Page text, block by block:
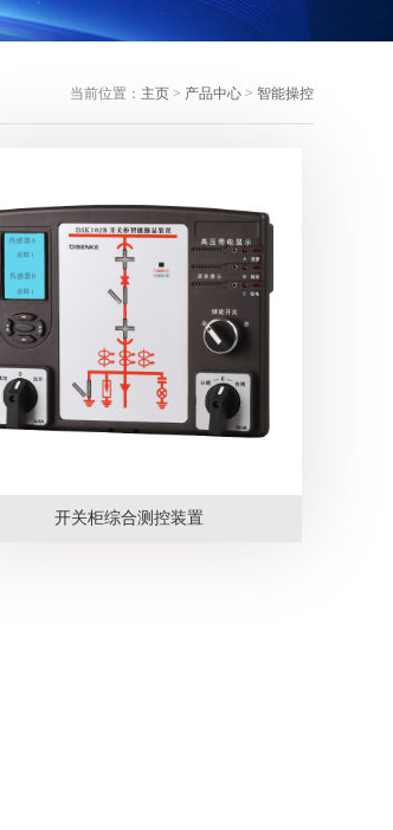
当前位置： 主页> 产品中心> 智能操控
开关柜综合测控装置